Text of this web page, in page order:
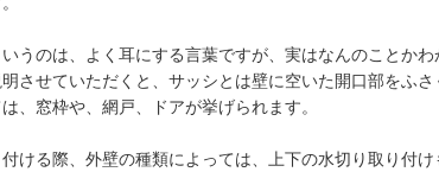
いうのは、よく耳にする言葉ですが、実はなんのことか
させていただくと、サッシとは壁に空いた開口部をふさ
、窓枠や、網戸、ドアが挙げられます。
ける際、外壁の種類によっては、上下の水切り取り付